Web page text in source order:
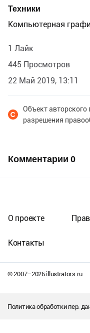
Техники
Компьютерная
1 Лайк
445 Просмотров
22 Май 2019, 13:11
Объект авторского
разрешения
Комментарии 0
© 2007–2026illustrators.ru
О проекте
Контакты
Политика обработки пер.